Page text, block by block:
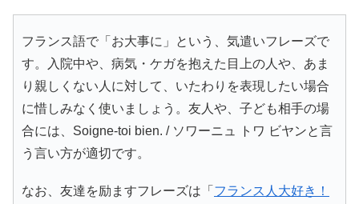
フランス語で「お大事に」という、気遣いフレーズで
す。入院中や、病気・ケガを抱えた目上の人や、あま
り親しくない人に対して、いたわりを表現したい場合
に惜しみなく使いましょう。友人や、子ども相手の場
合には、Soigne-toi bien. / ソワーニュ トワ ビヤンと言
う言い方が適切です。
なお、友達を励ますフレーズは「 フランス人大好き！